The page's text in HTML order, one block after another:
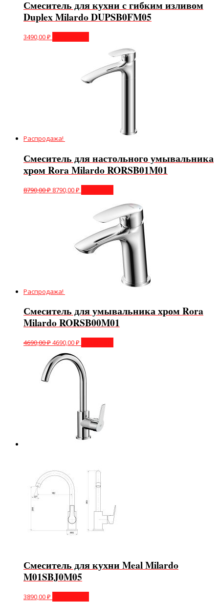
Смеситель для кухни с гибким изливом
Duplex Milardo DUPSB0FM05
3490,00₽
Распродажа!
Смеситель для настольного умывальника
хром Rora Milardo RORSB01M01
8790,00₽ 8790,00₽
Распродажа!
Смеситель для умывальника хром Rora
Milardo RORSB00M01
4690,00₽4690,00₽
Смеситель для кухни Meal Milardo
M01SBJ0M05
3890,00₽